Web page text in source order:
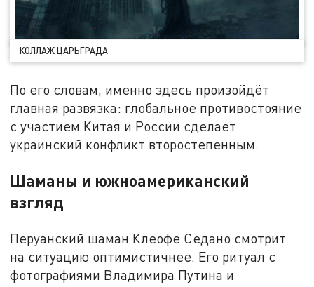
КОЛЛАЖ ЦАРЬГРАДА
По его словам, именно здесь произойдёт
главная развязка: глобальное противостояние
с участием Китая и России сделает
украинский конфликт второстепенным.
Шаманы и южноамериканский
взгляд
Перуанский шаман Клеофе Седано смотрит
на ситуацию оптимистичнее. Его ритуал с
фотографиями Владимира Путина и